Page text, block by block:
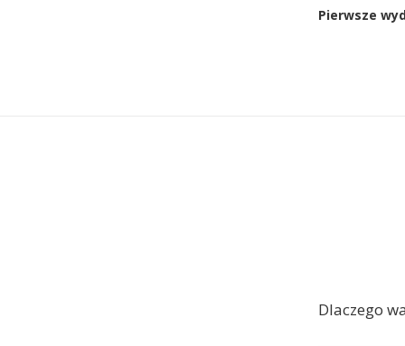
Pierwsze
Dlaczego